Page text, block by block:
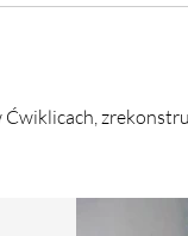
Ćwiklicach,